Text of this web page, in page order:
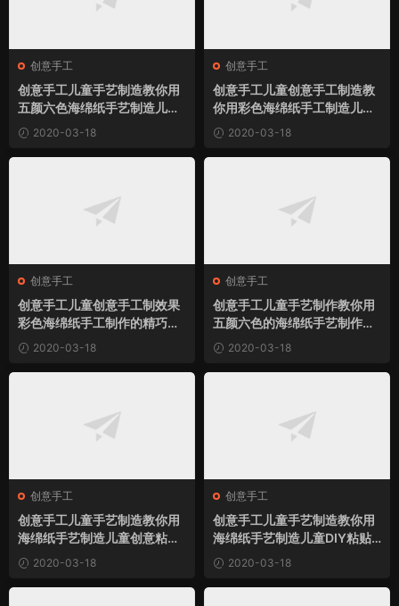
创意手工
创意手工儿童手艺制造教你用
五颜六色海绵纸手艺制造儿童
粘贴画大公鸡小制作
2020-03-18
创意手工
创意手工儿童创意手工制造教
你用彩色海绵纸手工制造儿童
DIY小拖鞋粘贴画小制作
2020-03-18
创意手工
创意手工儿童创意手工制效果
彩色海绵纸手工制作的精巧儿
童粘贴画小房子小制作
2020-03-18
创意手工
创意手工儿童手艺制作教你用
五颜六色的海绵纸手艺制作儿
童手艺创意小鱼粘贴画小制作
2020-03-18
创意手工
创意手工儿童手艺制造教你用
海绵纸手艺制造儿童创意粘贴
画心爱的小鹿小制作
2020-03-18
创意手工
创意手工儿童手艺制造教你用
海绵纸手艺制造儿童DIY粘贴
画蝴蝶王小制作
2020-03-18